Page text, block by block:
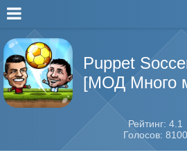
Puppet
[МОД Много
Рейтинг: 4.1
Голосов: 8100